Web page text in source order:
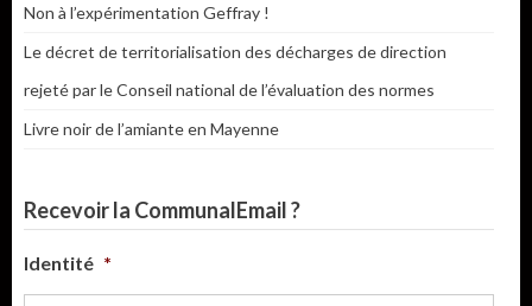
Non à l’expérimentation Geffray !
Le décret de territorialisation des décharges de direction
rejeté par le Conseil national de l’évaluation des normes
Livre noir de l’amiante en Mayenne
Recevoir la CommunalEmail ?
Identité *